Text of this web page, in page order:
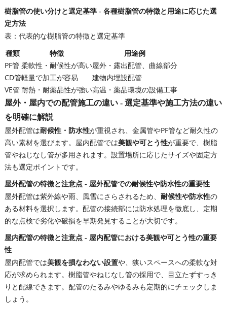
樹脂管の使い分けと選定基準 - 各種樹脂管の特徴と用途に応じた選
定方法
表：代表的な樹脂管の特徴と選定基準
種類
特徴
用途例
PF管 柔軟性・耐候性が高い屋外・露出配管、曲線部分
CD管軽量で加工が容易
建物内埋設配管
VE管 耐熱・耐薬品性が強い高温・薬品環境の設備工事
屋外・屋内での配管施工の違い - 選定基準や施工方法の違い
を明確に解説
屋外配管は耐候性・防水性が重視され、金属管やPF管など耐久性の
高い素材を選びます。屋内配管では美観や可とう性が重要で、樹脂
管やねじなし管が多用されます。設置場所に応じたサイズや固定方
法も選定ポイントです。
屋外配管の特徴と注意点 - 屋外配管での耐候性や防水性の重要性
屋外配管は紫外線や雨、風雪にさらされるため、 耐候性や防水性の
ある材料を選択します。配管の接続部には防水処理を徹底し、定期
的な点検で劣化や破損を早期発見することが大切です。
屋内配管の特徴と注意点 - 屋内配管における美観や可とう性の重要
性
屋内配管では美観を損なわない設置や、狭いスペースへの柔軟な対
応が求められます。樹脂管やねじなし管の採用で、目立たずすっき
りと配線できます。配管のたるみやゆるみも定期的にチェックしま
しょう。